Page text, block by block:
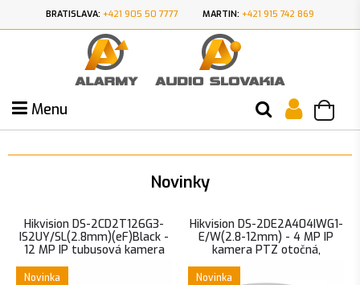
BRATISLAVA: +421 905 50 7777 MARTIN: +421 915 742 869
Menu
Novinky
Hikvision DS-2CD2T126G3-
IS2UY/SL(2.8mm)(eF)Black -
12 MP IP tubusová kamera
mikrofón/reproduktor,
Novinka
Hikvision DS-2DE2A404IWG1-
E/W(2.8-12mm) - 4 MP IP
kamera PTZ otočná,
mikrofón, reproduktor, WiFi
Novinka